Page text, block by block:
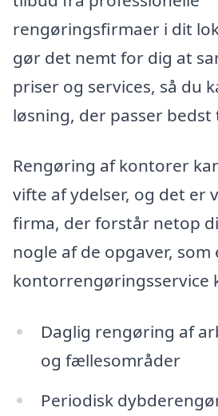
rengøringsfirmaer i dit
gør det nemt for dig at
priser og services, så du
løsning, der passer bedst
Rengøring af kontorer
vifte af ydelser, og det er
firma, der forstår netop
nogle af de opgaver,
kontorrengøringsservice
Daglig rengøring af
og fællesområder
Periodisk